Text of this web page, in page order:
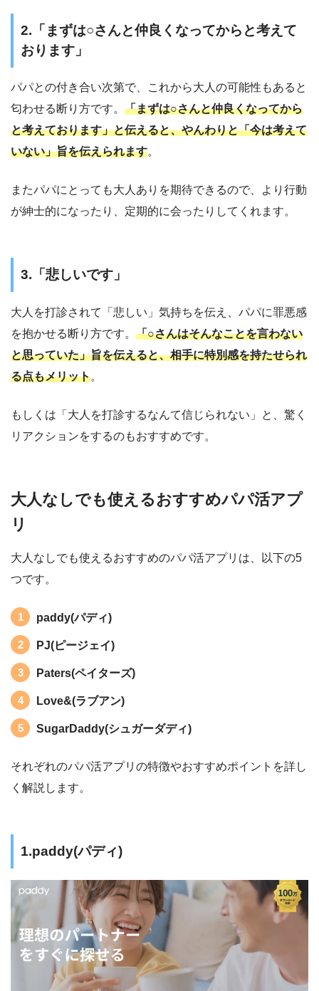
2.「まずは○さんと仲良くなってからと考えて
おります」
パパとの付き合い次第で、これから大人の可能性もあると
匂わせる断り方です。 「まずは○さんと仲良くなってから
と考えております」と伝えると、やんわりと「今は考えて
いない」旨を伝えられます。
またパパにとっても大人ありを期待できるので、より行動
が紳士的になったり、定期的に会ったりしてくれます。
3.「悲しいです」
大人を打診されて「悲しい」気持ちを伝え、パパに罪悪感
を抱かせる断り方です。 「○さんはそんなことを言わない
と思っていた」旨を伝えると、相手に特別感を持たせられ
る点もメリット。
もしくは「大人を打診するなんて信じられない」と、驚く
リアクションをするのもおすすめです。
大人なしでも使えるおすすめパパ活アプ
リ
大人なしでも使えるおすすめのパパ活アプリは、以下の5
つです。
paddy(パディ)
PJ(ピージェイ)
Paters(ペイターズ)
Love&(ラブアン)
SugarDaddy(シュガーダディ)
それぞれのパパ活アプリの特徴やおすすめポイントを詳し
く解説します。
1.paddy(パディ)